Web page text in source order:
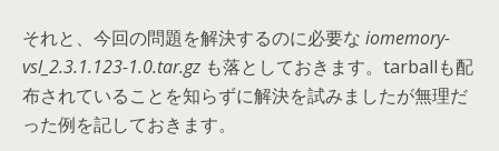
それと、今回の問題を解決するのに必要な iomemory-
vsl_2.3.1.123-1.0.tar.gz も落としておきます。tarballも配
布されていることを知らずに解決を試みましたが無理だ
った例を記しておきます。